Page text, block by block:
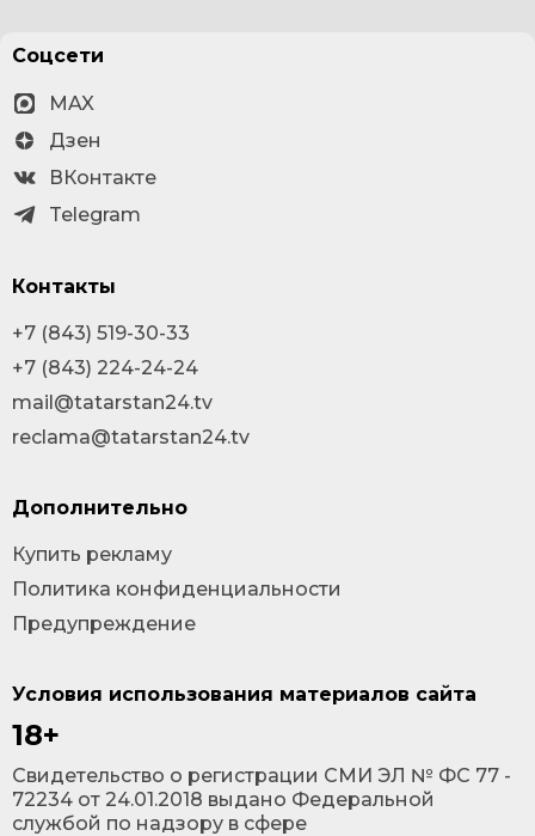
Условия использования материалов сайта
18+
Cвидетельство о регистрации СМИ ЭЛ № ФС 77 -
72234 от 24.01.2018 выдано Федеральной
службой по надзору в сфере
Соцсети
MAX
Дзен
ВКонтакте
Telegram
Контакты
+7 (843) 519-30-33
+7 (843) 224-24-24
mail@tatarstan24.tv
reclama@tatarstan24.tv
Дополнительно
Купить рекламу
Политика конфиденциальности
Предупреждение